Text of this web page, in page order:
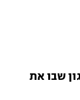
שבו את